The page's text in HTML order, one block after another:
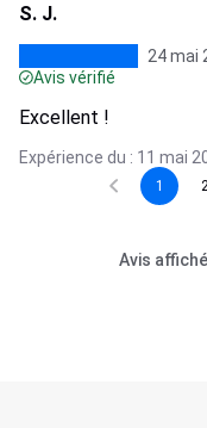
S. J.
24 mai
Avis vérifié
Excellent !
Expérience du : 11 mai
1
Avis